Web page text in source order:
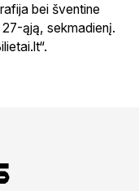
bei šventine
ąją, sekmadienį.